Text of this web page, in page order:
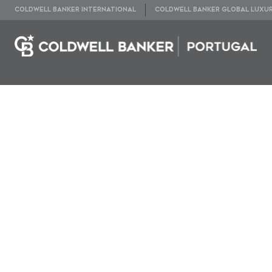
COLDWELL BANKER INTERNATIONAL COLDWELL BANKER GLOBAL